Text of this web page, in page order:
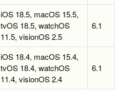
iOS 18.5, macOS 15.5,
tvOS 18.5, watchOS
11.5, visionOS 2.5
6.1
iOS 18.4, macOS 15.4,
tvOS 18.4, watchOS
11.4, visionOS 2.4
6.1